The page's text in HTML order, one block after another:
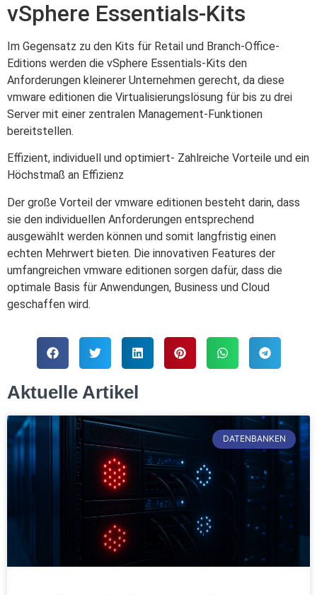
vSphere Essentials-Kits
Im Gegensatz zu den Kits für Retail und Branch-Office-
Editions werden die vSphere Essentials-Kits den
Anforderungen kleinerer Unternehmen gerecht, da diese
vmware editionen die Virtualisierungslösung für bis zu drei
Server mit einer zentralen Management-Funktionen
bereitstellen.
Effizient, individuell und optimiert- Zahlreiche Vorteile und ein
Höchstmaß an Effizienz
Der große Vorteil der vmware editionen besteht darin, dass
sie den individuellen Anforderungen entsprechend
ausgewählt werden können und somit langfristig einen
echten Mehrwert bieten. Die innovativen Features der
umfangreichen vmware editionen sorgen dafür, dass die
optimale Basis für Anwendungen, Business und Cloud
geschaffen wird.
Aktuelle Artikel
DATENBANKEN